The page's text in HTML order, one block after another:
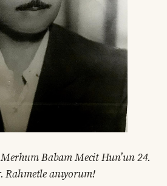
Babam Mecit Hun’un 24.
Rahmetle anıyorum!